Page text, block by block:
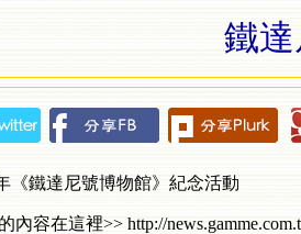
鐵
《鐵達尼號博物館》紀念活動
內容在這裡>> http://